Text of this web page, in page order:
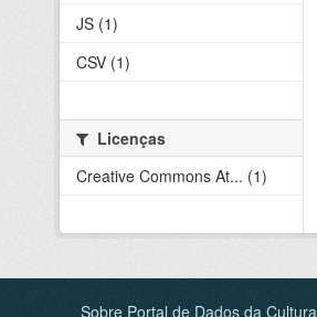
JS (1)
CSV (1)
Licenças
Creative Commons At... (1)
Sobre Portal de Dados da Cultura